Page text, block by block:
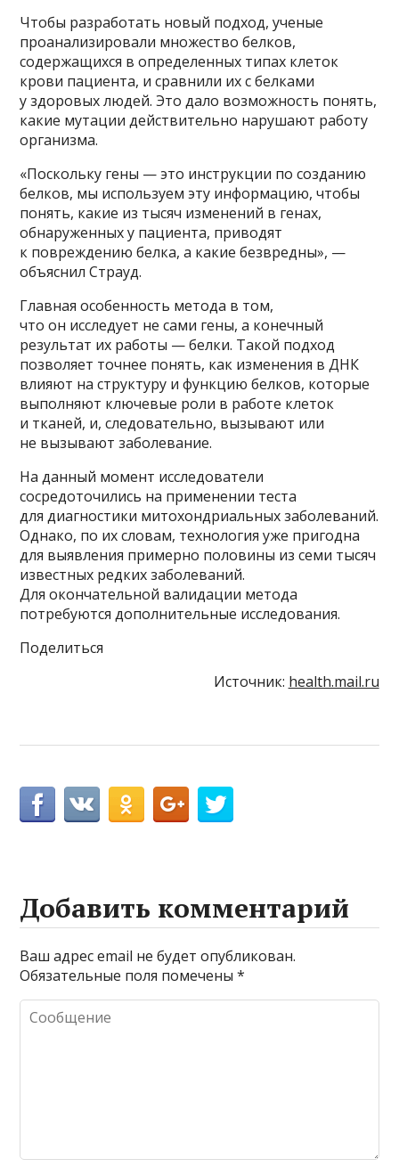
Чтобы разработать новый подход, ученые
проанализировали множество белков,
содержащихся в определенных типах клеток
крови пациента, и сравнили их с белками
у здоровых людей. Это дало возможность понять,
какие мутации действительно нарушают работу
организма.
«Поскольку гены — это инструкции по созданию
белков, мы используем эту информацию, чтобы
понять, какие из тысяч изменений в генах,
обнаруженных у пациента, приводят
к повреждению белка, а какие безвредны», —
объяснил Страуд.
Главная особенность метода в том,
что он исследует не сами гены, а конечный
результат их работы — белки. Такой подход
позволяет точнее понять, как изменения в ДНК
влияют на структуру и функцию белков, которые
выполняют ключевые роли в работе клеток
и тканей, и, следовательно, вызывают или
не вызывают заболевание.
На данный момент исследователи
сосредоточились на применении теста
для диагностики митохондриальных заболеваний.
Однако, по их словам, технология уже пригодна
для выявления примерно половины из семи тысяч
известных редких заболеваний.
Для окончательной валидации метода
потребуются дополнительные исследования.
Поделиться
Источник: health.mail.ru
Добавить комментарий
Ваш адрес email не будет опубликован.
Обязательные поля помечены*